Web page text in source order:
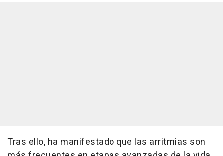
Tras ello, ha manifestado que las arritmias son